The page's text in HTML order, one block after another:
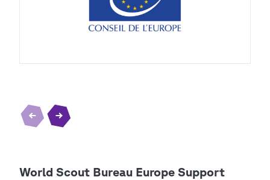
World Scout Bureau Europe Support